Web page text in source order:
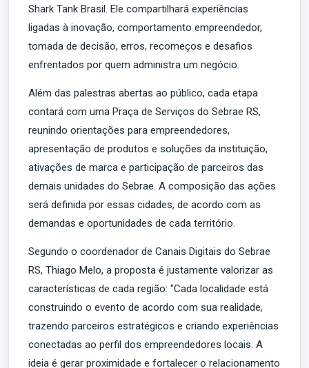
Shark Tank Brasil. Ele compartilhará experiências
ligadas à inovação, comportamento empreendedor,
tomada de decisão, erros, recomeços e desafios
enfrentados por quem administra um negócio.
Além das palestras abertas ao público, cada etapa
contará com uma Praça de Serviços do Sebrae RS,
reunindo orientações para empreendedores,
apresentação de produtos e soluções da instituição,
ativações de marca e participação de parceiros das
demais unidades do Sebrae. A composição das ações
será definida por essas cidades, de acordo com as
demandas e oportunidades de cada território.
Segundo o coordenador de Canais Digitais do Sebrae
RS, Thiago Melo, a proposta é justamente valorizar as
características de cada região: "Cada localidade está
construindo o evento de acordo com sua realidade,
trazendo parceiros estratégicos e criando experiências
conectadas ao perfil dos empreendedores locais. A
ideia é gerar proximidade e fortalecer o relacionamento